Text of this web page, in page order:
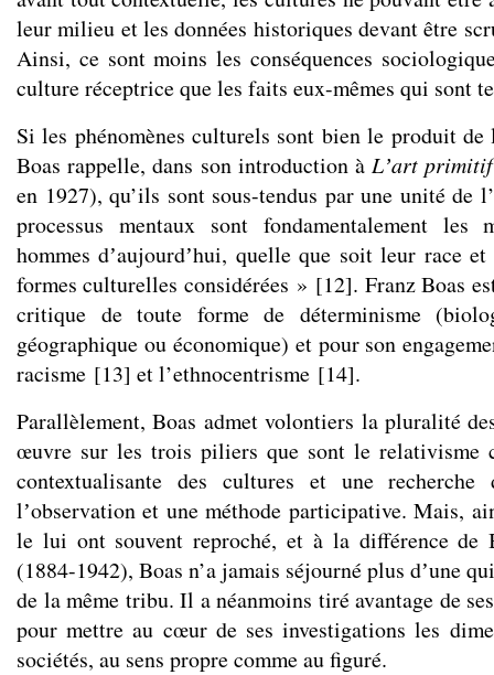
leur milieu et les données historiques devant être
Ainsi, ce sont moins les conséquences
culture réceptrice que les faits eux-mêmes qui sont
Si les phénomènes culturels sont bien le produit de
Boas rappelle, dans son introduction àLʼart primitif
en 1927), qu’ils sont sous-tendus par une unité de
processus mentaux sont fondamentalement les
hommes dʼaujourdʼhui, quelle que soit leur race
formes culturelles considérées » [12]. Franz Boas
critique de toute forme de déterminisme
géographique ou économique) et pour son
racisme [13] et l’ethnocentrisme [14].
Parallèlement, Boas admet volontiers la pluralité
œuvre sur les trois piliers que sont le relativisme
contextualisante des cultures et une
lʼobservation et une méthode participative. Mais,
le lui ont souvent reproché, et à la différence de
(1884-1942), Boas n’a jamais séjourné plus dʼune
de la même tribu. Il a néanmoins tiré avantage de
pour mettre au cœur de ses investigations les
sociétés, au sens propre comme au figuré.